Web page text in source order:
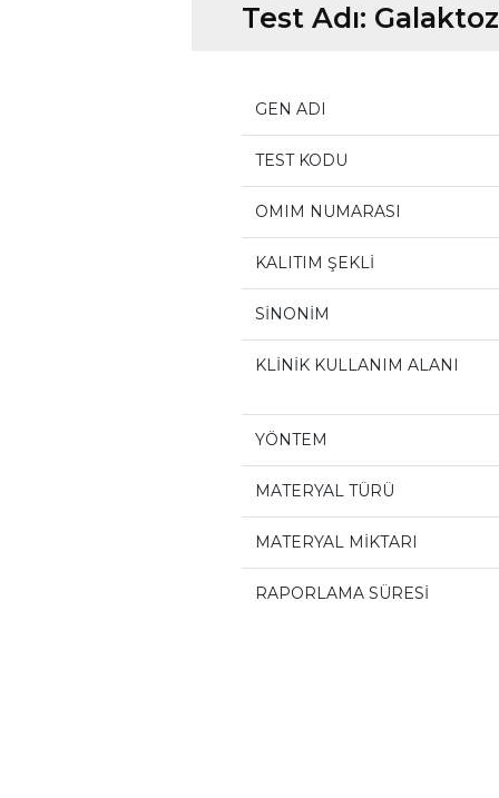
Test Adı:
GEN ADI
TEST KODU
OMIM NUMARASI
KALITIM ŞEKLİ
SİNONİM
KLİNİK KULLANIM ALANI
YÖNTEM
MATERYAL TÜRÜ
MATERYAL MİKTARI
RAPORLAMA SÜRESİ